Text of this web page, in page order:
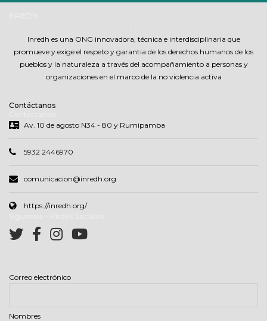
.
Inredh es una ONG innovadora, técnica e interdisciplinaria que
promueve y exige el respeto y garantia de los derechos humanos de los
pueblos y la naturaleza a través del acompañamiento a personas y
organizaciones en el marco de la no violencia activa
Contáctanos
Av. 10 de agosto N34 - 80 y Rumipamba
5932 2446970
comunicacion@inredh.org
https://inredh.org/
Correo electrónico
Nombres